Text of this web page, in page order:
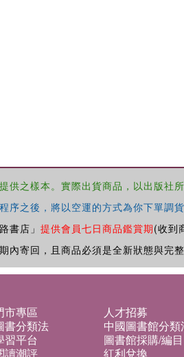
供之樣本。實際出貨商品，以出版社
序之後，將以空運的方式為你下單調
書店」 提供會員七日商品鑑賞期(收到
內寄回，且商品必須是全新狀態與完
市專區 人才招募
書分類法 中國圖書館分類
習平台 圖書館採購/編目
讀潮評 紅利兌換